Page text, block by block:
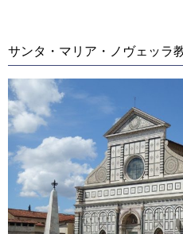
サンタ・マリア・ノヴェッラ